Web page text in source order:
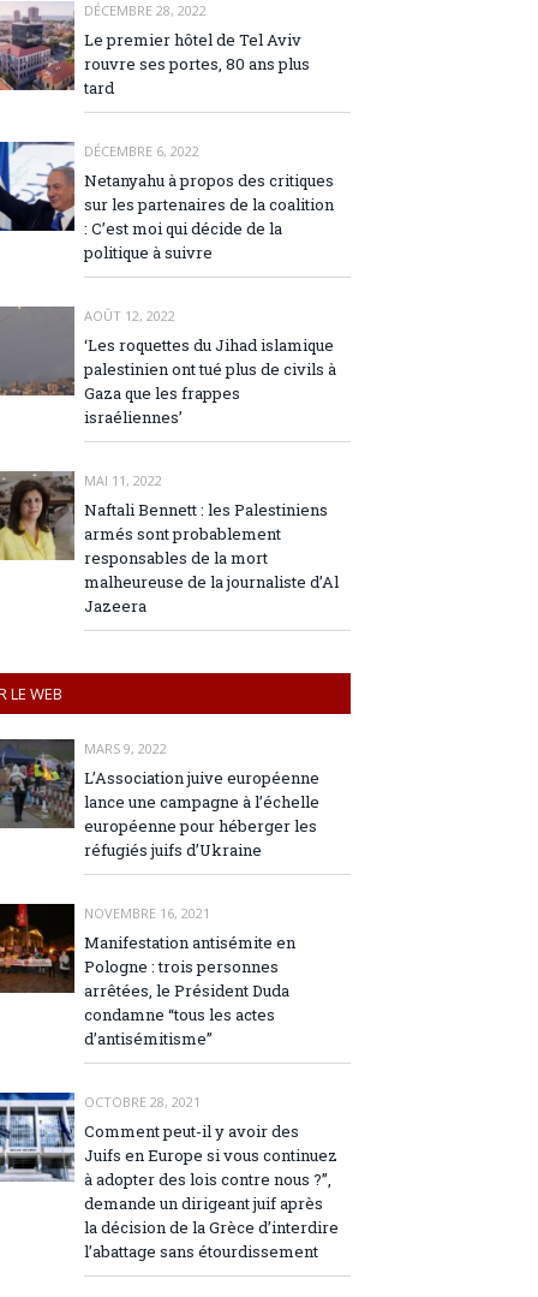
DÉCEMBRE 28, 2022
Le premier hôtel de Tel Aviv
rouvre ses portes, 80 ans plus
tard
DÉCEMBRE 6, 2022
Netanyahu à propos des critiques
sur les partenaires de la coalition
: C’est moi qui décide de la
politique à suivre
AOÛT 12, 2022
‘Les roquettes du Jihad islamique
palestinien ont tué plus de civils à
Gaza que les frappes
israéliennes’
MAI 11, 2022
Naftali Bennett : les Palestiniens
armés sont probablement
responsables de la mort
malheureuse de la journaliste d’Al
Jazeera
LE WEB
MARS 9, 2022
L’Association juive européenne
lance une campagne à l’échelle
européenne pour héberger les
réfugiés juifs d’Ukraine
NOVEMBRE 16, 2021
Manifestation antisémite en
Pologne : trois personnes
arrêtées, le Président Duda
condamne “tous les actes
d’antisémitisme”
OCTOBRE 28, 2021
Comment peut-il y avoir des
Juifs en Europe si vous continuez
à adopter des lois contre nous ?”,
demande un dirigeant juif après
la décision de la Grèce d’interdire
l’abattage sans étourdissement